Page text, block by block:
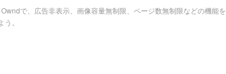
で、広告非表示、画像容量無制限、ページ数無制限などの機能を
。